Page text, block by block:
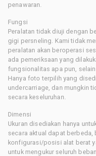
penawaran.
Fungsi
Peralatan tidak diuji dengan
gigi persneling. Kami tidak
peralatan akan beroperasi
ada pemeriksaan yang
fungsionalitas apa pun,
Hanya foto terpilih yang
undercarriage, dan mungkin
secara keseluruhan.
Dimensi
Ukuran disediakan hanya
secara aktual dapat
konfigurasi/posisi alat berat
untuk mengukur seluruh